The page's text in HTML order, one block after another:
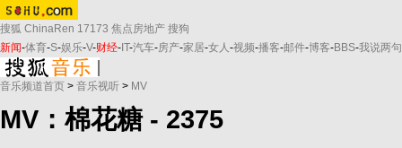
搜狐 ChinaRen 17173 焦点房地产 搜狗
新闻-体育-S-娱乐-V-财经- IT-汽车-房产-家居-女人-视频-播客-邮件-博客-BBS-我说两句
音乐频道首页 > 音乐视听 > MV
MV：棉花糖 - 2375